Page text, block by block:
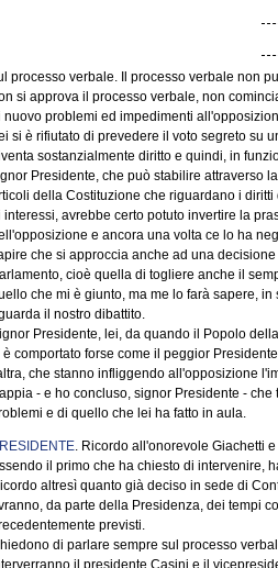
processo verbale. Il processo verbale non
si approva il processo verbale, non
nuovo problemi ed impedimenti
si è rifiutato di prevedere il voto segreto su
sostanzialmente diritto e quindi, in
Presidente, che può stabilire attraverso
della Costituzione che riguardano i
interessi, avrebbe certo potuto invertire la
e ancora una volta ce lo ha
che si approccia anche ad una
cioè quella di togliere anche il
che mi è giunto, ma me lo farà sapere,
il nostro dibattito.
Presidente, lei, da quando il Popolo
è comportato forse come il peggior
che stanno infliggendo all'opposizione
- e ho concluso, signor Presidente -
e di quello che lei ha fatto in aula.
. Ricordo all'onorevole Giachetti
il primo che ha chiesto di intervenire,
altresì quanto già deciso in sede di
da parte della Presidenza, dei tempi
previsti.
di parlare sempre sul processo
il presidente Casini e il